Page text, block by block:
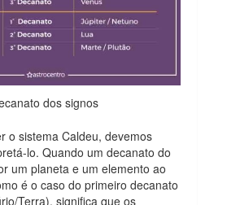
dos signos
o sistema Caldeu, devemos
lo. Quando um decanato do
um planeta e um elemento ao
é o caso do primeiro decanato
Terra), significa que os